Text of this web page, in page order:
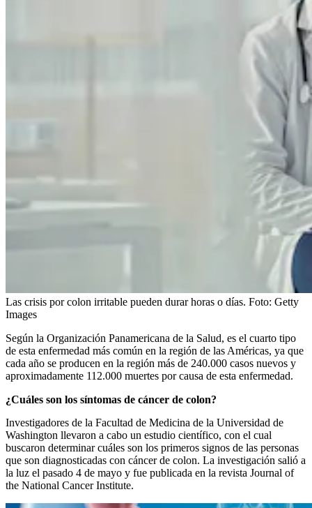
Las crisis por colon irritable pueden durar horas o días. Foto: Getty
Images
Según la Organización Panamericana de la Salud, es el cuarto tipo
de esta enfermedad más común en la región de las Américas, ya que
cada año se producen en la región más de 240.000 casos nuevos y
aproximadamente 112.000 muertes por causa de esta enfermedad.
¿Cuáles son los síntomas de cáncer de colon?
Investigadores de la Facultad de Medicina de la Universidad de
Washington llevaron a cabo un estudio científico, con el cual
buscaron determinar cuáles son los primeros signos de las personas
que son diagnosticadas con cáncer de colon. La investigación salió a
la luz el pasado 4 de mayo y fue publicada en la revista Journal of
the National Cancer Institute.